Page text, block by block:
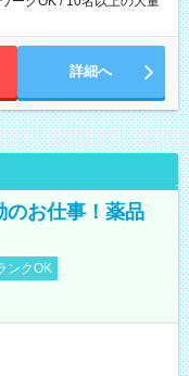
詳細へ
のお仕事！薬品
ンクOK